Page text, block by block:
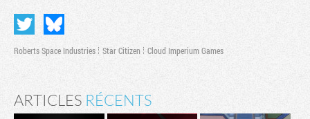
Roberts Space Industries Star Citizen Cloud Imperium Games
ARTICLES RÉCENTS